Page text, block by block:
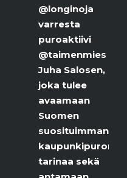
@longinoja
varresta
puroaktiivi
@taimenmies
Juha Salosen,
joka tulee
avaamaan
Suomen
suosituimman
kaupunkipuron
tarinaa sekä